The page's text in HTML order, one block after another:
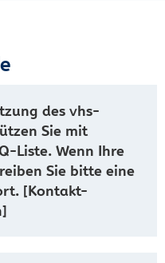
des vhs-
Sie mit
Liste. Wenn Ihre
Sie bitte eine
[Kontakt-